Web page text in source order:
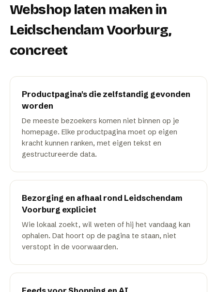
Webshop laten maken in
Leidschendam Voorburg,
concreet
Productpagina's die zelfstandig gevonden
worden
De meeste bezoekers komen niet binnen op je
homepage. Elke productpagina moet op eigen
kracht kunnen ranken, met eigen tekst en
gestructureerde data.
Bezorging en afhaal rond Leidschendam
Voorburg expliciet
Wie lokaal zoekt, wil weten of hij het vandaag kan
ophalen. Dat hoort op de pagina te staan, niet
verstopt in de voorwaarden.